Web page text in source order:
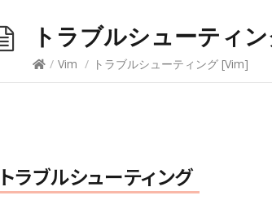
トラブルシューティ
/ Vim / トラブルシューティング [Vim]
トラブルシューティング